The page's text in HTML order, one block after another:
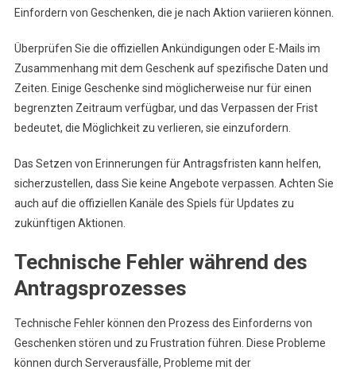
Einfordern von Geschenken, die je nach Aktion variieren können.
Überprüfen Sie die offiziellen Ankündigungen oder E-Mails im
Zusammenhang mit dem Geschenk auf spezifische Daten und
Zeiten. Einige Geschenke sind möglicherweise nur für einen
begrenzten Zeitraum verfügbar, und das Verpassen der Frist
bedeutet, die Möglichkeit zu verlieren, sie einzufordern.
Das Setzen von Erinnerungen für Antragsfristen kann helfen,
sicherzustellen, dass Sie keine Angebote verpassen. Achten Sie
auch auf die offiziellen Kanäle des Spiels für Updates zu
zukünftigen Aktionen.
Technische Fehler während des
Antragsprozesses
Technische Fehler können den Prozess des Einforderns von
Geschenken stören und zu Frustration führen. Diese Probleme
können durch Serverausfälle, Probleme mit der